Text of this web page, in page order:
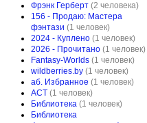
Фрэнк Герберт (2 человека)
156 - Продаю: Мастера
фэнтази (1 человек)
2024 - Куплено (1 человек)
2026 - Прочитано (1 человек)
Fantasy-Worlds (1 человек)
wildberries.by (1 человек)
аб. Избранное (1 человек)
АСТ (1 человек)
Библиотека (1 человек)
Библиотека